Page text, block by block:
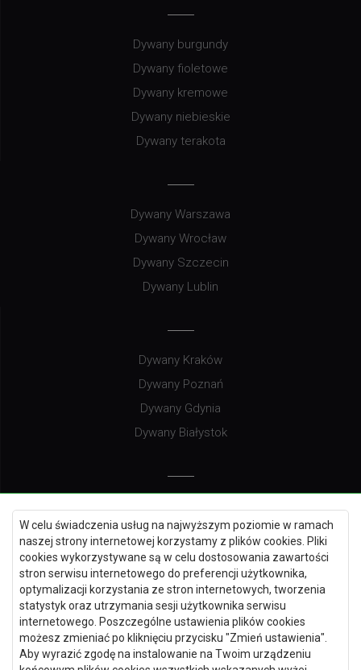
W celu świadczenia usług na najwyższym poziomie w ramach
naszej strony internetowej korzystamy z plików cookies. Pliki
cookies wykorzystywane są w celu dostosowania zawartości
stron serwisu internetowego do preferencji użytkownika,
optymalizacji korzystania ze stron internetowych, tworzenia
statystyk oraz utrzymania sesji użytkownika serwisu
internetowego. Poszczególne ustawienia plików cookies
możesz zmieniać po kliknięciu przycisku "Zmień ustawienia".
Aby wyrazić zgodę na instalowanie na Twoim urządzeniu
Dywany burgundy
Dywany fioletowe
Dywany kremowe
Dywany niebieskie
Dywany terakota
Dywany Warszawa
Dywany Wrocław
Dywany Szczecin
Dywany Lublin
Dywany Kraków
Dywany Poznań
Dywany Gdynia
Dywany Białystok
Dywany Gdańsk
Dywany Toruń
Dywany Bydgoszcz
Dywany Łódź